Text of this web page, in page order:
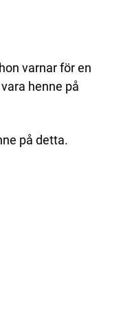
varnar för en
henne på
på detta.